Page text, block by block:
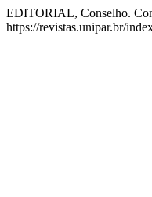
EDITORIAL, Conselho.
https://revistas.unipar.br/